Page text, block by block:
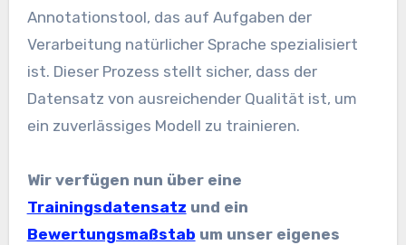
Annotationstool, das auf Aufgaben der
Verarbeitung natürlicher Sprache spezialisiert
ist. Dieser Prozess stellt sicher, dass der
Datensatz von ausreichender Qualität ist, um
ein zuverlässiges Modell zu trainieren.
Wir verfügen nun über eine
Trainingsdatensatz und ein
Bewertungsmaßstab um unser eigenes